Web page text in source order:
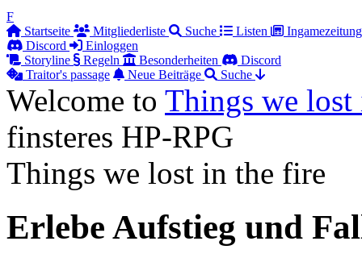
F
Startseite
Mitgliederliste Suche Listen
Ingamezeitung
Discord
Einloggen
Storyline
Regeln Besonderheiten
Discord
Traitor's passage
Neue Beiträge Suche
Welcome to Things we
finsteres HP-RPG
Things we lost in the fire
Erlebe Aufstieg und